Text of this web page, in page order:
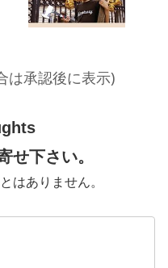
は承認後に表示)
せ下さい。
はありません。